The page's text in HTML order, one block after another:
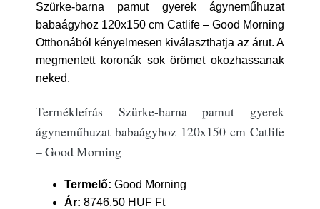
Szürke-barna pamut gyerek ágyneműhuzat
babaágyhoz 120x150 cm Catlife – Good Morning
Otthonából kényelmesen kiválaszthatja az árut. A
megmentett koronák sok örömet okozhassanak
neked.
Termékleírás Szürke-barna pamut gyerek
ágyneműhuzat babaágyhoz 120x150 cm Catlife
– Good Morning
Termelő: Good Morning
Ár: 8746.50 HUF Ft